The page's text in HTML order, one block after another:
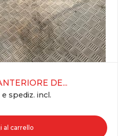
DE...
e spediz. incl.
al carrello